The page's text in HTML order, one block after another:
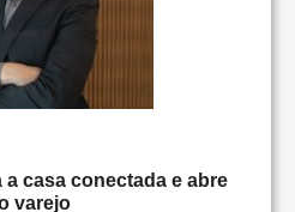
casa conectada e abre
varejo